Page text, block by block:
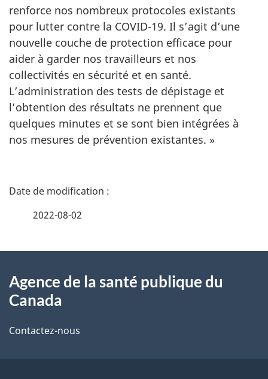
renforce nos nombreux protocoles existants
pour lutter contre la COVID-19. Il s’agit d’une
nouvelle couche de protection efficace pour
aider à garder nos travailleurs et nos
collectivités en sécurité et en santé.
L’administration des tests de dépistage et
l’obtention des résultats ne prennent que
quelques minutes et se sont bien intégrées à
nos mesures de prévention existantes. »
D
i
s
2022-08-02
propos
de
ce
Agence de la santé publique du
Canada
Contactez-nous